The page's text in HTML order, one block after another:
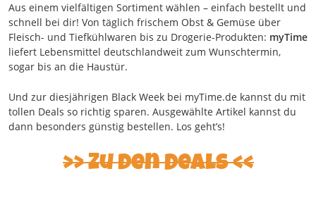
Aus einem vielfältigen Sortiment wählen – einfach bestellt und
schnell bei dir! Von täglich frischem Obst & Gemüse über
Fleisch- und Tiefkühlwaren bis zu Drogerie-Produkten: myTime
liefert Lebensmittel deutschlandweit zum Wunschtermin,
sogar bis an die Haustür.
Und zur diesjährigen Black Week bei myTime.de kannst du mit
tollen Deals so richtig sparen. Ausgewählte Artikel kannst du
dann besonders günstig bestellen. Los geht’s!
Zu den Deals